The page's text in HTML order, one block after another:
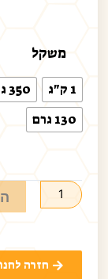
משקל
1 ק"ג 350 גרם
130 גרם
חזרה